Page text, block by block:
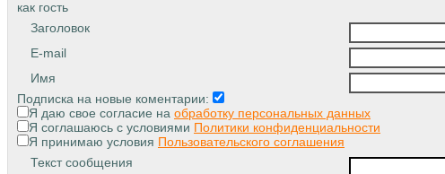
как гость
Заголовок
E-mail
Имя
Подписка на новые коментарии:
Я даю свое согласие на обработку персональных данных
Я соглашаюсь с условиями Политики конфиденциальности
Я принимаю условия Пользовательского соглашения
Текст сообщения